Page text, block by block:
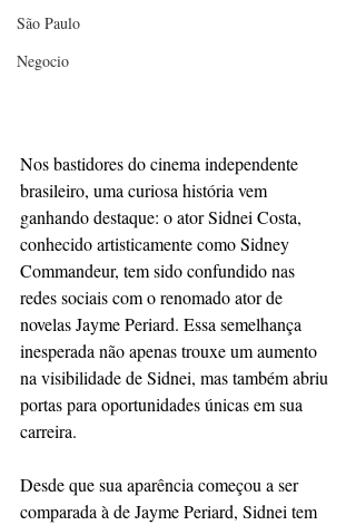
São Paulo
Negocio
Nos bastidores do cinema independente
brasileiro, uma curiosa história vem
ganhando destaque: o ator Sidnei Costa,
conhecido artisticamente como Sidney
Commandeur, tem sido confundido nas
redes sociais com o renomado ator de
novelas Jayme Periard. Essa semelhança
inesperada não apenas trouxe um aumento
na visibilidade de Sidnei, mas também abriu
portas para oportunidades únicas em sua
carreira.
Desde que sua aparência começou a ser
comparada à de Jayme Periard, Sidnei tem